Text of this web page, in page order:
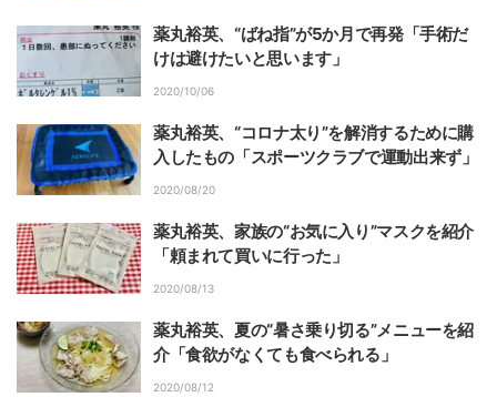
薬丸裕英、“ばね指”が5か月で再発「手術だ
けは避けたいと思います」
2020/10/06
薬丸裕英、“コロナ太り”を解消するために購
入したもの「スポーツクラブで運動出来ず」
2020/08/20
薬丸裕英、家族の“お気に入り”マスクを紹介
「頼まれて買いに行った」
2020/08/13
薬丸裕英、夏の“暑さ乗り切る”メニューを紹
介「食欲がなくても食べられる」
2020/08/12